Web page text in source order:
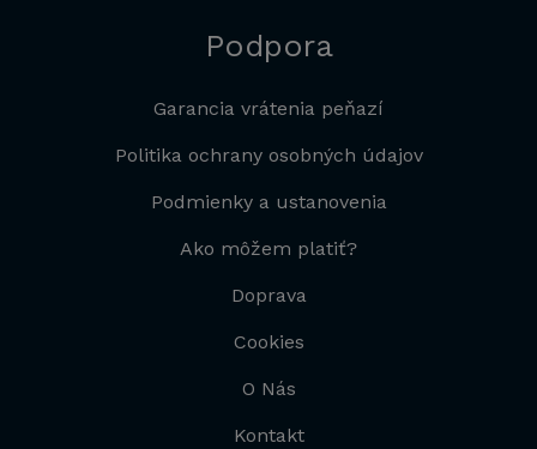
Podpora
Garancia vrátenia peňazí
Politika ochrany osobných údajov
Podmienky a ustanovenia
Ako môžem platiť?
Doprava
Cookies
O Nás
Kontakt